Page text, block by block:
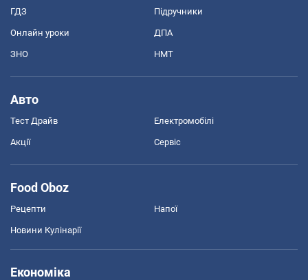
ГДЗ Підручники
Онлайн уроки ДПА
ЗНО НМТ
Авто
Тест Драйв Електромобілі
Акції Сервіс
Food Oboz
Рецепти Напої
Новини Кулінарії
Економіка